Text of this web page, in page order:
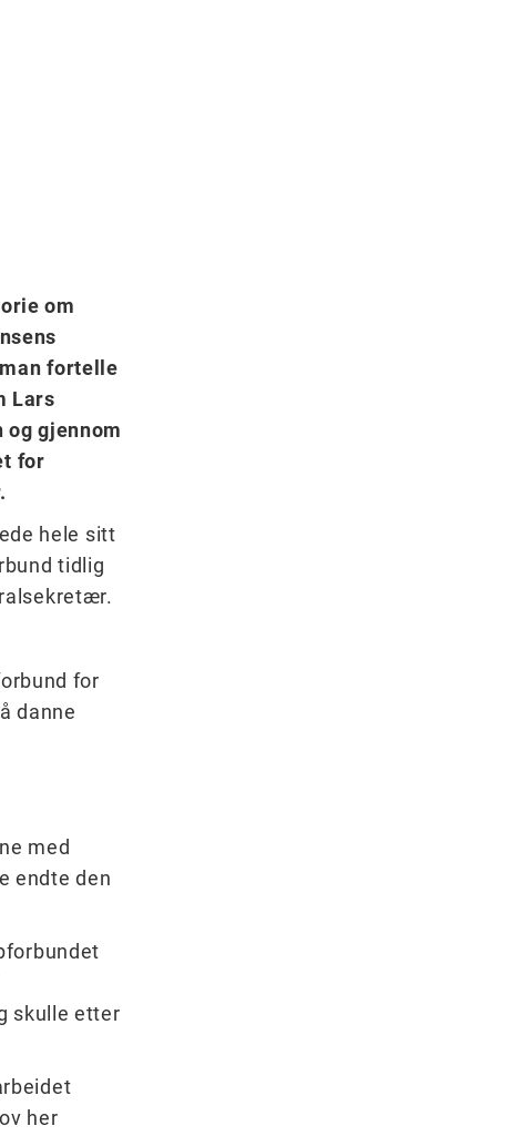
om
fortelle
Lars
gjennom
for
hele sitt
tidlig
for
danne
med
endte den
skulle etter
her